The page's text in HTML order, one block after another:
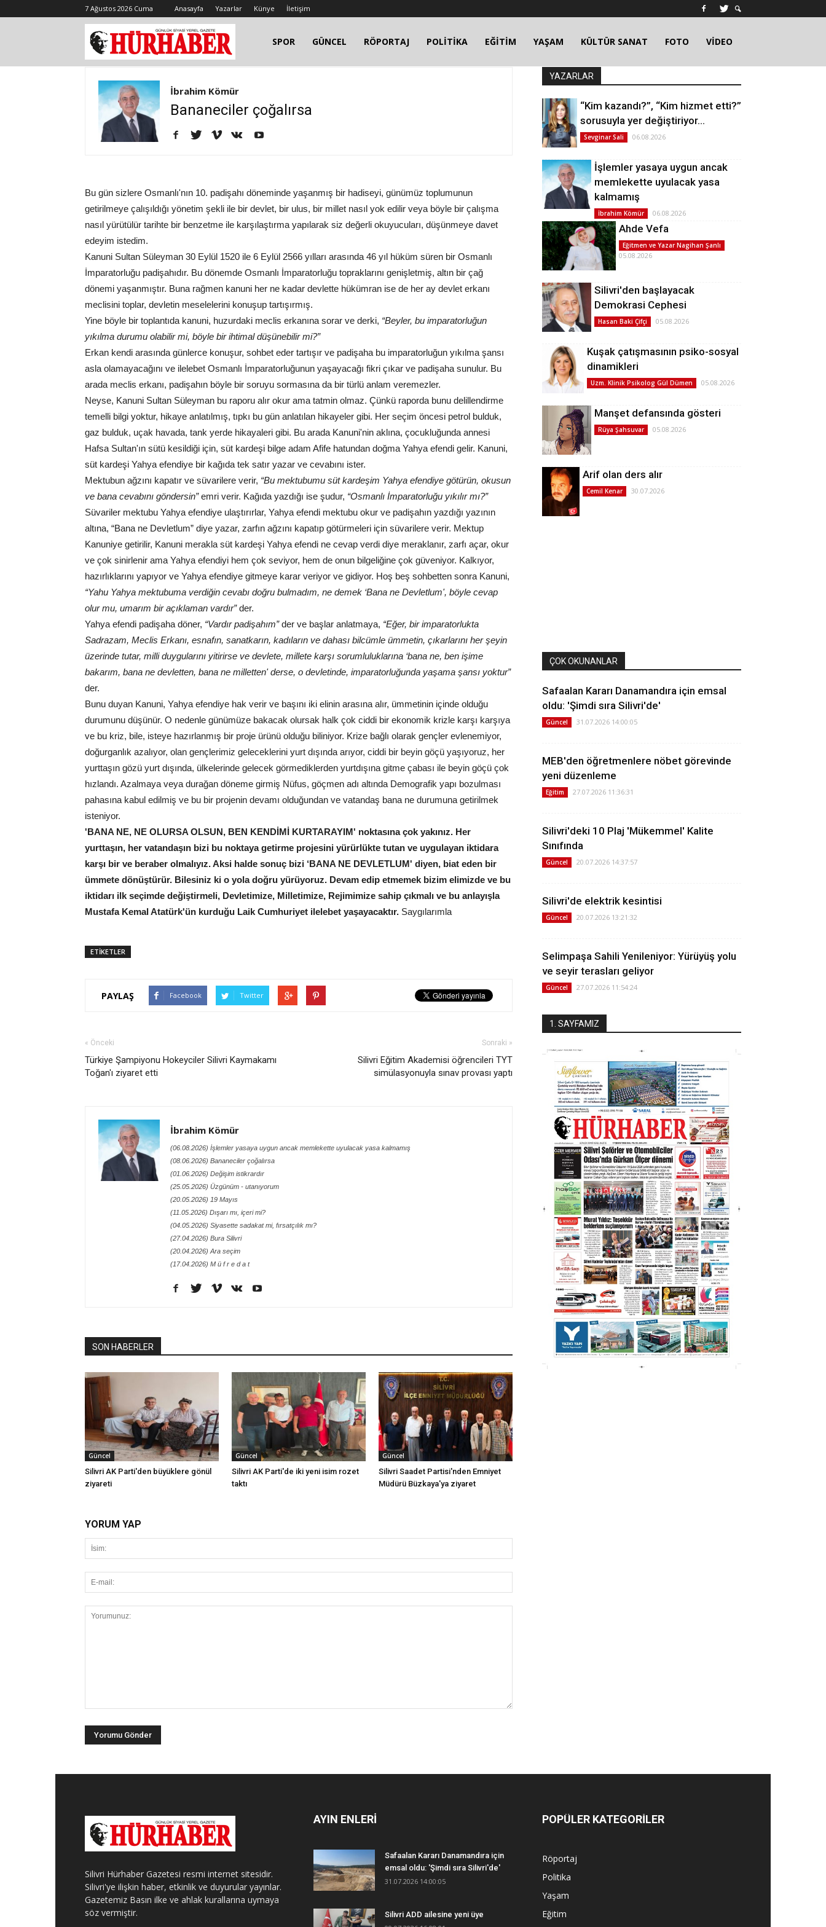
7 Ağustos 2026 Cuma Anasayfa Yazarlar Künye İletişim
SPOR GÜNCEL RÖPORTAJ POLİTİKA EĞİTİM YAŞAM KÜLTÜR SANAT FOTO VİDEO
İbrahim Kömür
Bananeciler çoğalırsa
Bu gün sizlere Osmanlı'nın 10. padişahı döneminde yaşanmış bir hadiseyi, günümüz toplumunun
getirilmeye çalışıldığı yönetim şekli ile bir devlet, bir ulus, bir millet nasıl yok edilir veya böyle bir çalışma
nasıl yürütülür tarihte bir benzetme ile karşılaştırma yapılarak siz değerli okuyucuları, düşünmeye davet
edeyim istedim.
Kanuni Sultan Süleyman 30 Eylül 1520 ile 6 Eylül 2566 yılları arasında 46 yıl hüküm süren bir Osmanlı
İmparatorluğu padişahıdır. Bu dönemde Osmanlı İmparatorluğu topraklarını genişletmiş, altın bir çağ
dönemi yaşanmıştır. Buna rağmen kanuni her ne kadar devlette hükümran ise de her ay devlet erkanı
meclisini toplar, devletin meselelerini konuşup tartışırmış.
Yine böyle bir toplantıda kanuni, huzurdaki meclis erkanına sorar ve derki, “Beyler, bu imparatorluğun
yıkılma durumu olabilir mi, böyle bir ihtimal düşünebilir mi?”
Erkan kendi arasında günlerce konuşur, sohbet eder tartışır ve padişaha bu imparatorluğun yıkılma şansı
asla olamayacağını ve ilelebet Osmanlı İmparatorluğunun yaşayacağı fikri çıkar ve padişaha sunulur. Bu
arada meclis erkanı, padişahın böyle bir soruyu sormasına da bir türlü anlam veremezler.
Neyse, Kanuni Sultan Süleyman bu raporu alır okur ama tatmin olmaz. Çünkü raporda bunu delillendirme
temelli bilgi yoktur, hikaye anlatılmış, tıpkı bu gün anlatılan hikayeler gibi. Her seçim öncesi petrol bulduk,
gaz bulduk, uçak havada, tank yerde hikayaleri gibi. Bu arada Kanuni'nin aklına, çocukluğunda annesi
Hafsa Sultan'ın sütü kesildiği için, süt kardeşi bilge adam Afife hatundan doğma Yahya efendi gelir. Kanuni,
süt kardeşi Yahya efendiye bir kağıda tek satır yazar ve cevabını ister.
Mektubun ağzını kapatır ve süvarilere verir, “Bu mektubumu süt kardeşim Yahya efendiye götürün, okusun
ve bana cevabını göndersin”emri verir. Kağıda yazdığı ise şudur, “Osmanlı İmparatorluğu yıkılır mı?”
Süvariler mektubu Yahya efendiye ulaştırırlar, Yahya efendi mektubu okur ve padişahın yazdığı yazının
altına, “Bana ne Devletlum” diye yazar, zarfın ağzını kapatıp götürmeleri için süvarilere verir. Mektup
Kanuniye getirilir, Kanuni merakla süt kardeşi Yahya efendi ne cevap verdi diye meraklanır, zarfı açar, okur
ve çok sinirlenir ama Yahya efendiyi hem çok seviyor, hem de onun bilgeliğine çok güveniyor. Kalkıyor,
hazırlıklarını yapıyor ve Yahya efendiye gitmeye karar veriyor ve gidiyor. Hoş beş sohbetten sonra Kanuni,
“Yahu Yahya mektubuma verdiğin cevabı doğru bulmadım, ne demek ‘Bana ne Devletlum', böyle cevap
olur mu, umarım bir açıklaman vardır”der.
Yahya efendi padişaha döner, “Vardır padişahım”der ve başlar anlatmaya, “Eğer, bir imparatorlukta
Sadrazam, Meclis Erkanı, esnafın, sanatkarın, kadıların ve dahası bilcümle ümmetin, çıkarlarını her şeyin
üzerinde tutar, milli duygularını yitirirse ve devlete, millete karşı sorumluluklarına ‘bana ne, ben işime
bakarım, bana ne devletten, bana ne milletten' derse, o devletinde, imparatorluğunda yaşama şansı yoktur”
der.
Bunu duyan Kanuni, Yahya efendiye hak verir ve başını iki elinin arasına alır, ümmetinin içinde olduğu
durumunu düşünür. O nedenle günümüze bakacak olursak halk çok ciddi bir ekonomik krizle karşı karşıya
ve bu kriz, bile, isteye hazırlanmış bir proje ürünü olduğu biliniyor. Krize bağlı olarak gençler evlenemiyor,
doğurganlık azalıyor, olan gençlerimiz geleceklerini yurt dışında arıyor, ciddi bir beyin göçü yaşıyoruz, her
yurttaşın gözü yurt dışında, ülkelerinde gelecek görmediklerden yurtdışına gitme çabası ile beyin göçü çok
hızlandı. Azalmaya veya durağan döneme girmiş Nüfus, göçmen adı altında Demografik yapı bozulması
pahasına kabul edilmiş ve bu bir projenin devamı olduğundan ve vatandaş bana ne durumuna getirilmek
isteniyor.
'BANA NE, NE OLURSA OLSUN, BEN KENDİMİ KURTARAYIM' noktasına çok yakınız. Her
yurttaşın, her vatandaşın bizi bu noktaya getirme projesini yürürlükte tutan ve uygulayan iktidara
karşı bir ve beraber olmalıyız. Aksi halde sonuç bizi ‘BANA NE DEVLETLUM' diyen, biat eden bir
ümmete dönüştürür. Bilesiniz ki o yola doğru yürüyoruz. Devam edip etmemek bizim elimizde ve bu
iktidarı ilk seçimde değiştirmeli, Devletimize, Milletimize, Rejimimize sahip çıkmalı ve bu anlayışla
Mustafa Kemal Atatürk'ün kurduğu Laik Cumhuriyet ilelebet yaşayacaktır. Saygılarımla
ETİKETLER
PAYLAŞ Facebook Twitter
« Önceki
Türkiye Şampiyonu Hokeyciler Silivri Kaymakamı
Toğan'ı ziyaret etti
Sonraki »
Silivri Eğitim Akademisi öğrencileri TYT
simülasyonuyla sınav provası yaptı
İbrahim Kömür
(06.08.2026) İşlemler yasaya uygun ancak memlekette uyulacak yasa kalmamış
(08.06.2026) Bananeciler çoğalırsa
(01.06.2026) Değişim istikrardır
(25.05.2026) Üzgünüm - utanıyorum
(20.05.2026) 19 Mayıs
(11.05.2026) Dışarı mı, içeri mi?
(04.05.2026) Siyasette sadakat mi, fırsatçılık mı?
(27.04.2026) Bura Silivri
(20.04.2026) Ara seçim
(17.04.2026) M ü f r e d a t
SON HABERLER
Güncel
Silivri AK Parti'den büyüklere gönül
ziyareti
Güncel
Silivri AK Parti'de iki yeni isim rozet
taktı
Güncel
Silivri Saadet Partisi'nden Emniyet
Müdürü Büzkaya'ya ziyaret
YORUM YAP
YAZARLAR
“Kim kazandı?”, “Kim hizmet etti?”
sorusuyla yer değiştiriyor…
Sevginar Sali 06.08.2026
İşlemler yasaya uygun ancak
memlekette uyulacak yasa
kalmamış
İbrahim Kömür 06.08.2026
Ahde Vefa
Eğitmen ve Yazar Nagihan Şanlı
05.08.2026
Silivri'den başlayacak
Demokrasi Cephesi
Hasan Baki Çifçi 05.08.2026
Kuşak çatışmasının psiko-sosyal
dinamikleri
Uzm. Klinik Psikolog Gül Dümen 05.08.2026
Manşet defansında gösteri
Rüya Şahsuvar 05.08.2026
Arif olan ders alır
Cemil Kenar 30.07.2026
ÇOK OKUNANLAR
Safaalan Kararı Danamandıra için emsal
oldu: 'Şimdi sıra Silivri'de'
Güncel 31.07.2026 14:00:05
MEB'den öğretmenlere nöbet görevinde
yeni düzenleme
Eğitim 27.07.2026 11:36:31
Silivri'deki 10 Plaj 'Mükemmel' Kalite
Sınıfında
Güncel 20.07.2026 14:37:57
Silivri'de elektrik kesintisi
Güncel 20.07.2026 13:21:32
Selimpaşa Sahili Yenileniyor: Yürüyüş yolu
ve seyir terasları geliyor
Güncel 27.07.2026 11:54:24
1. SAYFAMIZ
Silivri Hürhaber Gazetesi resmi internet sitesidir.
Silivri'ye ilişkin haber, etkinlik ve duyurular yayınlar.
Gazetemiz Basın ilke ve ahlak kurallarına uymaya
söz vermiştir.
AYIN ENLERİ
Safaalan Kararı Danamandıra için
emsal oldu: 'Şimdi sıra Silivri'de'
31.07.2026 14:00:05
Silivri ADD ailesine yeni üye
POPÜLER KATEGORİLER
Röportaj
Politika
Yaşam
Eğitim